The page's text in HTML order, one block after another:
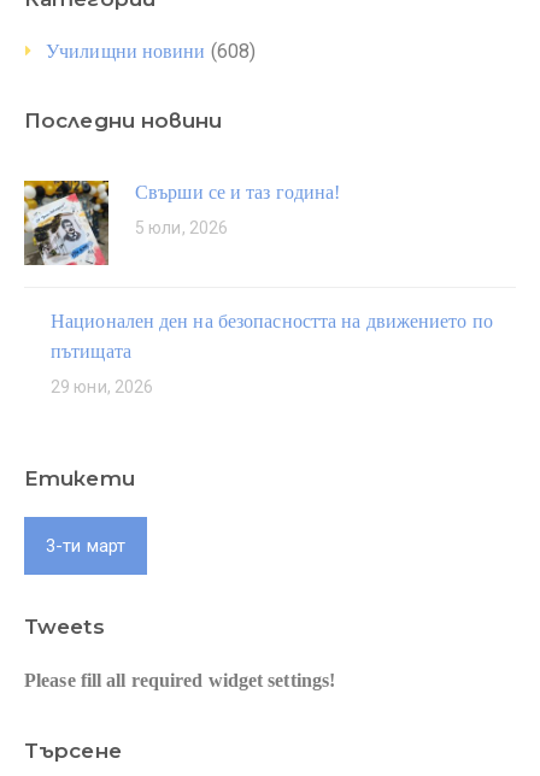
Училищни новини (608)
Последни новини
Свърши се и таз година!
5 юли, 2026
Национален ден на безопасността на движението по
пътищата
29 юни, 2026
Етикети
3-ти март
Tweets
Please fill all required widget settings!
Търсене